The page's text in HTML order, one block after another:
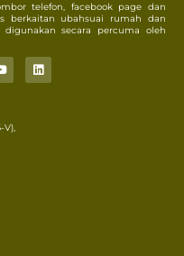
telefon, facebook page dan
berkaitan ubahsuai rumah dan
secara percuma oleh
V),